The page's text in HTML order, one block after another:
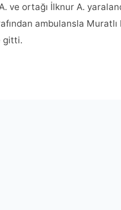
ortağı İlknur A.
ambulansla Muratlı
gitti.